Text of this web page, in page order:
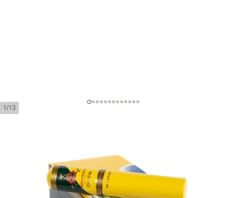
1/13
プン チューボス
リングゲージ:50 長さ:124 mm / 4.8 インチ